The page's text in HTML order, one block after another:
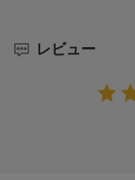
レビュー